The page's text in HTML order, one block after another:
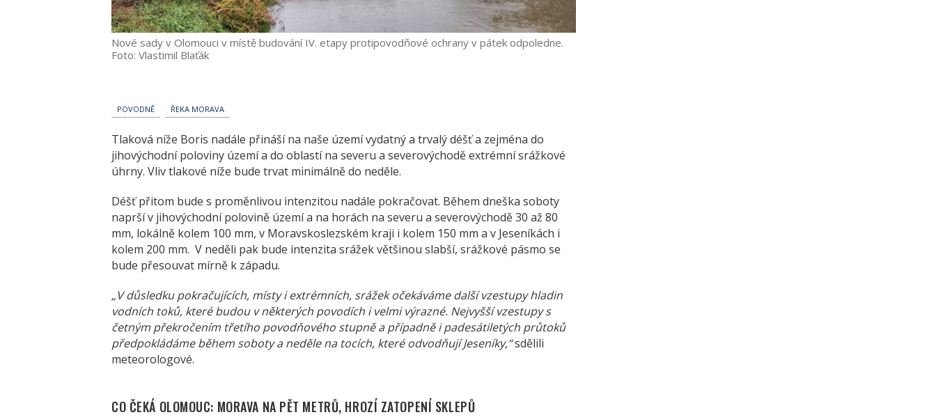
Nové sady v Olomouci v místě budování IV. etapy protipovodňové ochrany v pátek odpoledne.
Foto: Vlastimil Blaťák
POVODNĚ ŘEKA MORAVA
Tlaková níže Boris nadále přináší na naše území vydatný a trvalý déšť a zejména do
jihovýchodní poloviny území a do oblastí na severu a severovýchodě extrémní srážkové
úhrny. Vliv tlakové níže bude trvat minimálně do neděle.
Déšť přitom bude s proměnlivou intenzitou nadále pokračovat. Během dneška soboty
naprší v jihovýchodní polovině území a na horách na severu a severovýchodě 30 až 80
mm, lokálně kolem 100 mm, v Moravskoslezském kraji i kolem 150 mm a v Jeseníkách i
kolem 200 mm. V neděli pak bude intenzita srážek většinou slabší, srážkové pásmo se
bude přesouvat mírně k západu.
„V důsledku pokračujících, místy i extrémních, srážek očekáváme další vzestupy hladin
vodních toků, které budou v některých povodích i velmi výrazné. Nejvyšší vzestupy s
četným překročením třetího povodňového stupně a případně i padesátiletých průtoků
předpokládáme během soboty a neděle na tocích, které odvodňují Jeseníky,“sdělili
meteorologové.
CO ČEKÁ OLOMOUC: MORAVA NA PĚT METRŮ, HROZÍ ZATOPENÍ SKLEPŮ